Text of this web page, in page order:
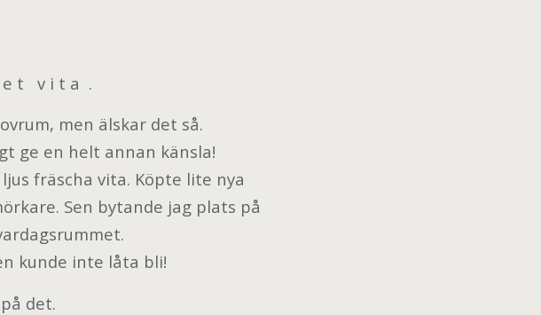
t v i t a .
men älskar det så.
ge en helt annan känsla!
fräscha vita. Köpte lite nya
Sen bytande jag plats på
kunde inte låta bli!
det.